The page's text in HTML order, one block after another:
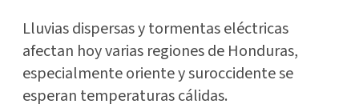
Lluvias dispersas y tormentas eléctricas
afectan hoy varias regiones de Honduras,
especialmente oriente y suroccidente se
esperan temperaturas cálidas.